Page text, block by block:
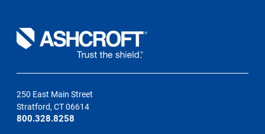
250 East Main Street
Stratford, CT 06614
800.328.8258